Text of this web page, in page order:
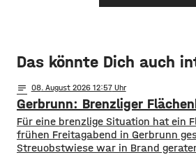
Das könnte Dich auch
notes 08. August 2026 12:57
Gerbrunn: Brenzliger
Für eine brenzlige Situation hat ein
frühen Freitagabend in Gerbrunn
Streuobstwiese war in Brand